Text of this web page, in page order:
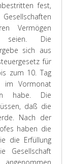
fest,
Vermögen
seien. Die
sich aus
für
zum 10. Tag
im Vormonat
habe. Die
daß die
Nach der
haben die
die Erfüllung
Gesellschaft